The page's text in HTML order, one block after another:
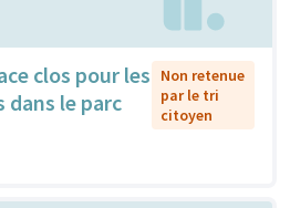
clos pour les
dans le parc
Non retenue
par le tri
citoyen